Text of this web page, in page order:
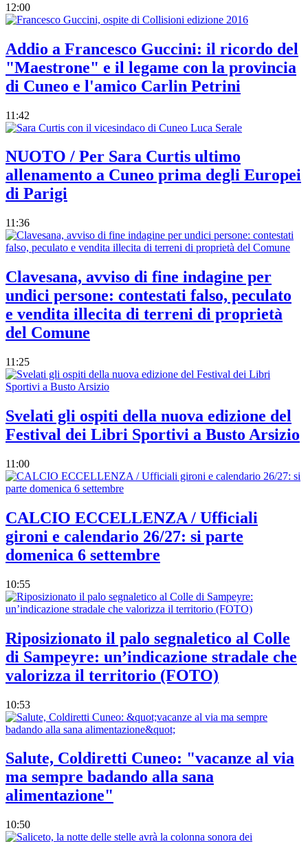
12:00
Addio a Francesco Guccini: il ricordo del
"Maestrone" e il legame con la provincia
di Cuneo e l'amico Carlin Petrini
11:42
NUOTO / Per Sara Curtis ultimo
allenamento a Cuneo prima degli Europei
di Parigi
11:36
Clavesana, avviso di fine indagine per
undici persone: contestati falso, peculato
e vendita illecita di terreni di proprietà
del Comune
11:25
Svelati gli ospiti della nuova edizione del
Festival dei Libri Sportivi a Busto Arsizio
11:00
CALCIO ECCELLENZA / Ufficiali
gironi e calendario 26/27: si parte
domenica 6 settembre
10:55
Riposizionato il palo segnaletico al Colle
di Sampeyre: un’indicazione stradale che
valorizza il territorio (FOTO)
10:53
Salute, Coldiretti Cuneo: "vacanze al via
ma sempre badando alla sana
alimentazione"
10:50